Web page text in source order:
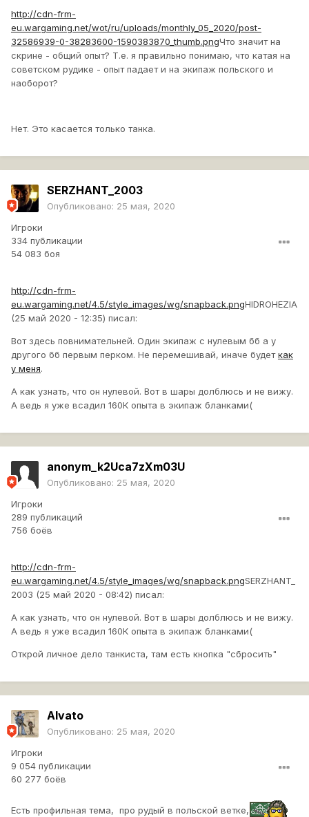
http://cdn-frm-
eu.wargaming.net/wot/ru/uploads/monthly_05_2020/post-
32586939-0-38283600-1590383870_thumb.pngЧто значит на
скрине - общий опыт? Т.е. я правильно понимаю, что катая на
советском рудике - опыт падает и на экипаж польского и
наоборот?
Нет. Это касается только танка.
SERZHANT_2003
Опубликовано: 25 мая, 2020
Игроки
334 публикации
54 083 боя
http://cdn-frm-
eu.wargaming.net/4.5/style_images/wg/snapback.pngHIDROHEZIA
(25 май 2020 - 12:35) писал:
Вот здесь повнимательней. Один экипаж с нулевым бб а у
другого бб первым перком. Не перемешивай, иначе будеткак
у меня.
А как узнать, что он нулевой. Вот в шары долблюсь и не вижу.
А ведь я уже всадил 160К опыта в экипаж бланками(
anonym_k2Uca7zXm03U
Опубликовано: 25 мая, 2020
Игроки
289 публикаций
756 боёв
http://cdn-frm-
eu.wargaming.net/4.5/style_images/wg/snapback.pngSERZHANT_
2003 (25 май 2020 - 08:42) писал:
А как узнать, что он нулевой. Вот в шары долблюсь и не вижу.
А ведь я уже всадил 160К опыта в экипаж бланками(
Открой личное дело танкиста, там есть кнопка "сбросить"
Alvato
Опубликовано: 25 мая, 2020
Игроки
9 054 публикации
60 277 боёв
Есть профильная тема, про рудый в польской ветке,